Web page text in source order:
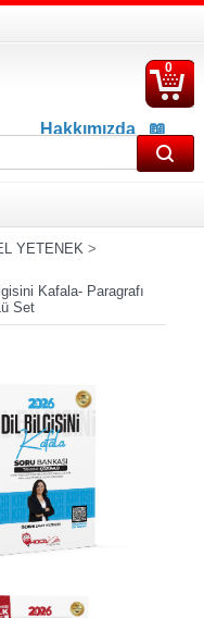
Hakkımızda
📖
0
YETENEK>
Kafala- Paragrafı
Set